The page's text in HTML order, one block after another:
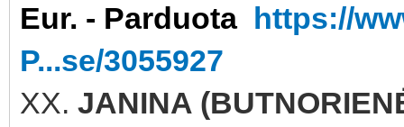
Eur. - Parduota https://
P...se/3055927
XX. JANINA